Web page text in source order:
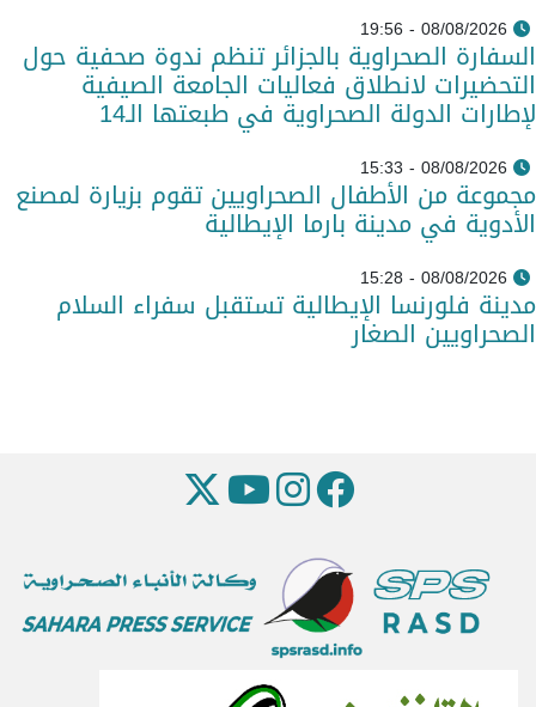
08/08/2026 - 19:56
السفارة الصحراوية بالجزائر تنظم ندوة صحفية حول
التحضيرات لانطلاق فعاليات الجامعة الصيفية
لإطارات الدولة الصحراوية في طبعتها الـ14
08/08/2026 - 15:33
مجموعة من الأطفال الصحراويين تقوم بزيارة لمصنع
الأدوية في مدينة بارما الإيطالية
08/08/2026 - 15:28
مدينة فلورنسا الإيطالية تستقبل سفراء السلام
الصحراويين الصغار